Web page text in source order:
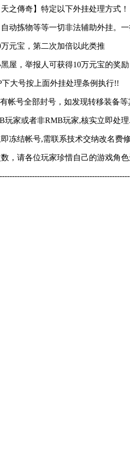
之傳奇】特定以下外挂处理方式！
动拣物等等一切非法辅助外挂。一
元宝，第二次加倍以此类推
屋，举报人可获得10万元宝的奖励
大号按上面外挂处理条例执行!!
帐号全部封号，如发现转移装备
玩家或者非RMB玩家,核实立即处
冻结帐号,需联系技术交纳改名费
，请各位玩家珍惜自己的游戏角